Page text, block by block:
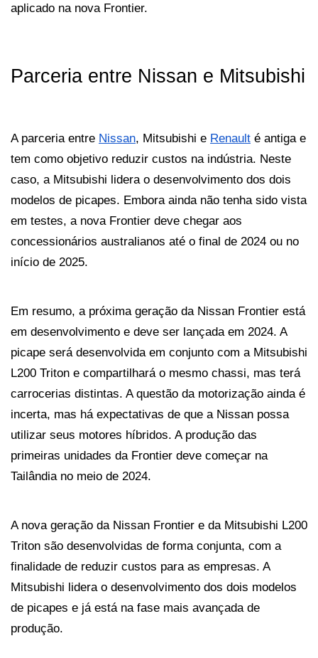
aplicado na nova Frontier.
Parceria entre Nissan e Mitsubishi
A parceria entre Nissan, Mitsubishi e Renault é antiga e
tem como objetivo reduzir custos na indústria. Neste
caso, a Mitsubishi lidera o desenvolvimento dos dois
modelos de picapes. Embora ainda não tenha sido vista
em testes, a nova Frontier deve chegar aos
concessionários australianos até o final de 2024 ou no
início de 2025.
Em resumo, a próxima geração da Nissan Frontier está
em desenvolvimento e deve ser lançada em 2024. A
picape será desenvolvida em conjunto com a Mitsubishi
L200 Triton e compartilhará o mesmo chassi, mas terá
carrocerias distintas. A questão da motorização ainda é
incerta, mas há expectativas de que a Nissan possa
utilizar seus motores híbridos. A produção das
primeiras unidades da Frontier deve começar na
Tailândia no meio de 2024.
A nova geração da Nissan Frontier e da Mitsubishi L200
Triton são desenvolvidas de forma conjunta, com a
finalidade de reduzir custos para as empresas. A
Mitsubishi lidera o desenvolvimento dos dois modelos
de picapes e já está na fase mais avançada de
produção.